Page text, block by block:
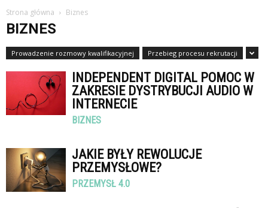
Strona główna Biznes
BIZNES
Prowadzenie rozmowy kwalifikacyjnej Przebieg procesu rekrutacji
INDEPENDENT DIGITAL POMOC W
ZAKRESIE DYSTRYBUCJI AUDIO W
INTERNECIE
BIZNES
JAKIE BYŁY REWOLUCJE
PRZEMYSŁOWE?
PRZEMYSŁ 4.0